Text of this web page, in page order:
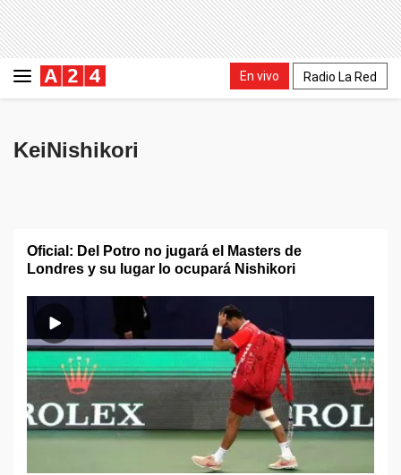
En vivo Radio La Red
KeiNishikori
Oficial: Del Potro no jugará el Masters de
Londres y su lugar lo ocupará Nishikori